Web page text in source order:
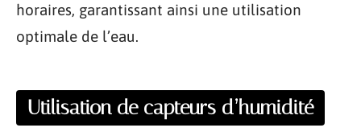
horaires, garantissant ainsi une utilisation
optimale de l’eau.
Utilisation de capteurs d’humidité